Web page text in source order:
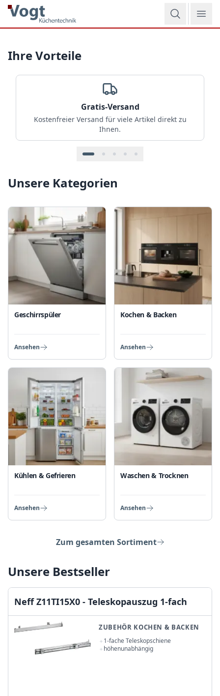
Zum Hauptinhalt springen
Jetzt Angebote entdecken
Ihre Vorteile
Gratis-Versand
Kostenfreier Versand für viele Artikel direkt zu
Ihnen.
Unsere Kategorien
Geschirrspüler
Ansehen
Kochen & Backen
Ansehen
Kühlen & Gefrieren
Ansehen
Waschen & Trocknen
Ansehen
Zum gesamten Sortiment
Unsere Bestseller
Neff Z11TI15X0 - Teleskopauszug 1-fach
ZUBEHÖR KOCHEN & BACKEN
1-fache Teleskopschiene
höhenunabhängig